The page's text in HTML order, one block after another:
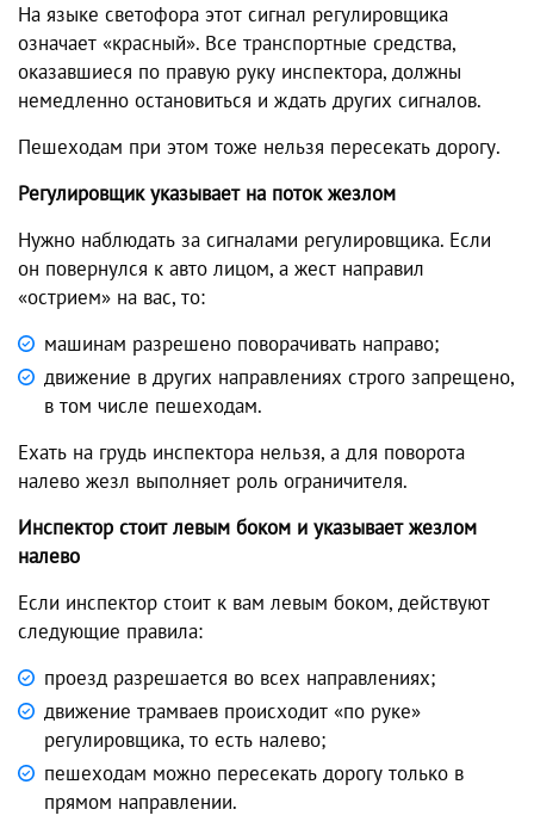
На языке светофора этот сигнал регулировщика
означает «красный». Все транспортные средства,
оказавшиеся по правую руку инспектора, должны
немедленно остановиться и ждать других сигналов.
Пешеходам при этом тоже нельзя пересекать дорогу.
Регулировщик указывает на поток жезлом
Нужно наблюдать за сигналами регулировщика. Если
он повернулся к авто лицом, а жест направил
«острием» на вас, то:
машинам разрешено поворачивать направо;
движение в других направлениях строго запрещено,
в том числе пешеходам.
Ехать на грудь инспектора нельзя, а для поворота
налево жезл выполняет роль ограничителя.
Инспектор стоит левым боком и указывает жезлом
налево
Если инспектор стоит к вам левым боком, действуют
следующие правила:
проезд разрешается во всех направлениях;
движение трамваев происходит «по руке»
регулировщика, то есть налево;
пешеходам можно пересекать дорогу только в
прямом направлении.